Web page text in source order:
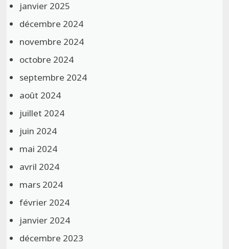
janvier 2025
décembre 2024
novembre 2024
octobre 2024
septembre 2024
août 2024
juillet 2024
juin 2024
mai 2024
avril 2024
mars 2024
février 2024
janvier 2024
décembre 2023